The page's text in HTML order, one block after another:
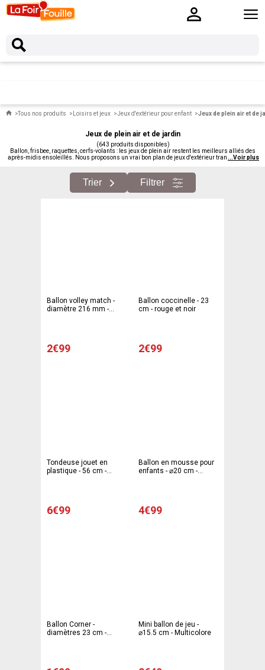
Tous nos produits Loisirs et jeux Jeux d'extérieur pour enfant Jeux de plein air et de
Jeux de plein air et de jardin
(643 produits disponibles)
Ballon, frisbee, raquettes, cerfs-volants : les jeux de plein air restent les meilleurs alliés des
après-midis ensoleillés. Nous proposons un vrai bon plan de jeux d'extérieur transportables,
...Voir plus
Trier Filtrer
Ballon volley match -
diamètre 216 mm -
2€99
Ballon coccinelle - 23
cm - rouge et noir
2€99
Tondeuse jouet en
plastique - 56 cm -
6€99
Ballon en mousse pour
enfants - ⌀20 cm -
4€99
Ballon Corner -
diamètres 23 cm -
Mini ballon de jeu -
⌀15.5 cm - Multicolore